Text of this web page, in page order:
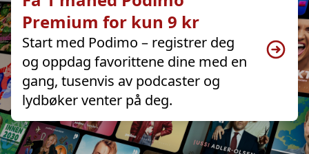
Premium for kun 9 kr
Start med Podimo – registrer deg
og oppdag favorittene dine med en
gang, tusenvis av podcaster og
lydbøker venter på deg.